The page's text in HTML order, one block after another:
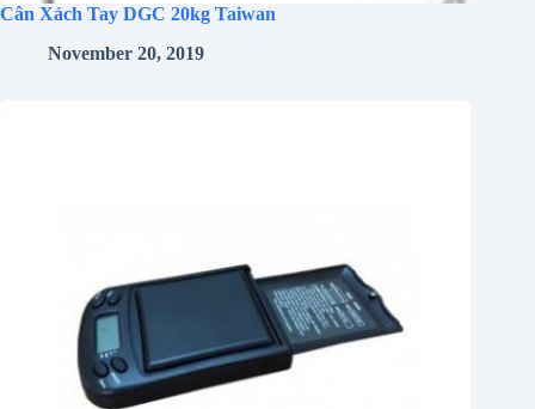
Cân Xách Tay DGC 20kg Taiwan
November 20, 2019